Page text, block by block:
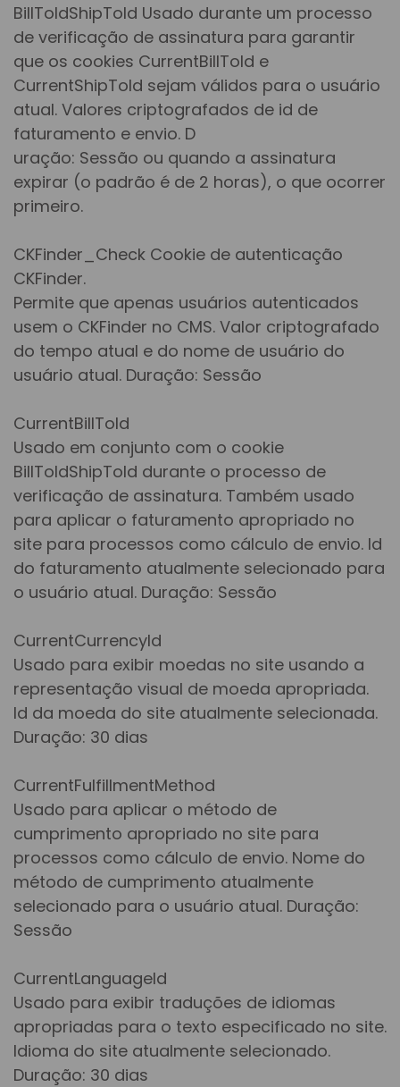
BillToIdShipToId Usado durante um processo
de verificação de assinatura para garantir
que os cookies CurrentBillToId e
CurrentShipToId sejam válidos para o usuário
atual. Valores criptografados de id de
faturamento e envio. D
uração: Sessão ou quando a assinatura
expirar (o padrão é de 2 horas), o que ocorrer
primeiro.
CKFinder_Check Cookie de autenticação
CKFinder.
Permite que apenas usuários autenticados
usem o CKFinder no CMS. Valor criptografado
do tempo atual e do nome de usuário do
usuário atual. Duração: Sessão
CurrentBillToId
Usado em conjunto com o cookie
BillToIdShipToId durante o processo de
verificação de assinatura. Também usado
para aplicar o faturamento apropriado no
site para processos como cálculo de envio. Id
do faturamento atualmente selecionado para
o usuário atual. Duração: Sessão
CurrentCurrencyId
Usado para exibir moedas no site usando a
representação visual de moeda apropriada.
Id da moeda do site atualmente selecionada.
Duração: 30 dias
CurrentFulfillmentMethod
Usado para aplicar o método de
cumprimento apropriado no site para
processos como cálculo de envio. Nome do
método de cumprimento atualmente
selecionado para o usuário atual. Duração:
Sessão
CurrentLanguageId
Usado para exibir traduções de idiomas
apropriadas para o texto especificado no site.
Idioma do site atualmente selecionado.
Duração: 30 dias